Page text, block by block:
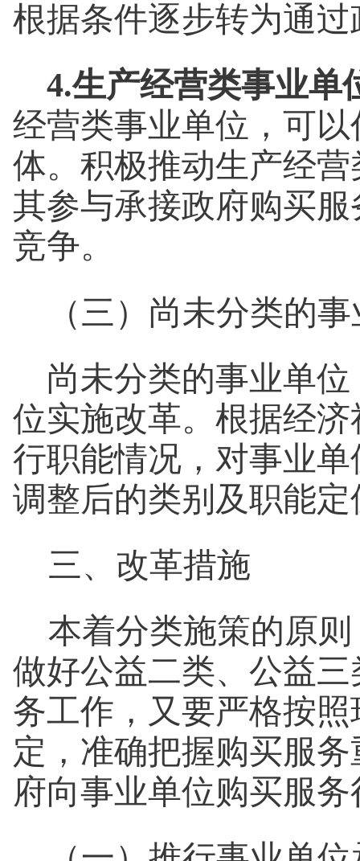
根据条件逐步转为通
4.生产经营类事业单
经营类事业单位，可
体。积极推动生产经
其参与承接政府购买
竞争。
（三）尚未分类的
尚未分类的事业单
位实施改革。根据经
行职能情况，对事业
调整后的类别及职能
三、改革措施
本着分类施策的原
做好公益二类、公益
务工作，又要严格按
定，准确把握购买服
府向事业单位购买服